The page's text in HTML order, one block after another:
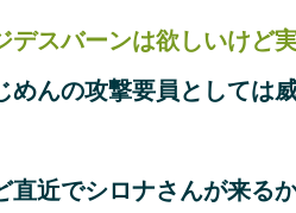
デスバーンは欲しいけど
めんの攻撃要員としては
直近でシロナさんが来る